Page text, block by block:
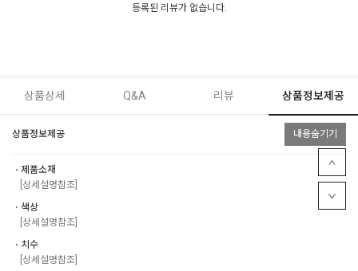
등록된 리뷰가 없습니다.
상품상세 Q&A 리뷰 상품정보제공
상품정보제공 내용숨기기
ㆍ제품소재
[상세설명참조]
ㆍ색상
[상세설명참조]
ㆍ치수
[상세설명참조]